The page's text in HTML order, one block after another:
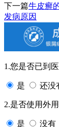
下一篇牛皮癣
发病原因
1.您是否已到
是 还没
2.是否使用外
是 没有